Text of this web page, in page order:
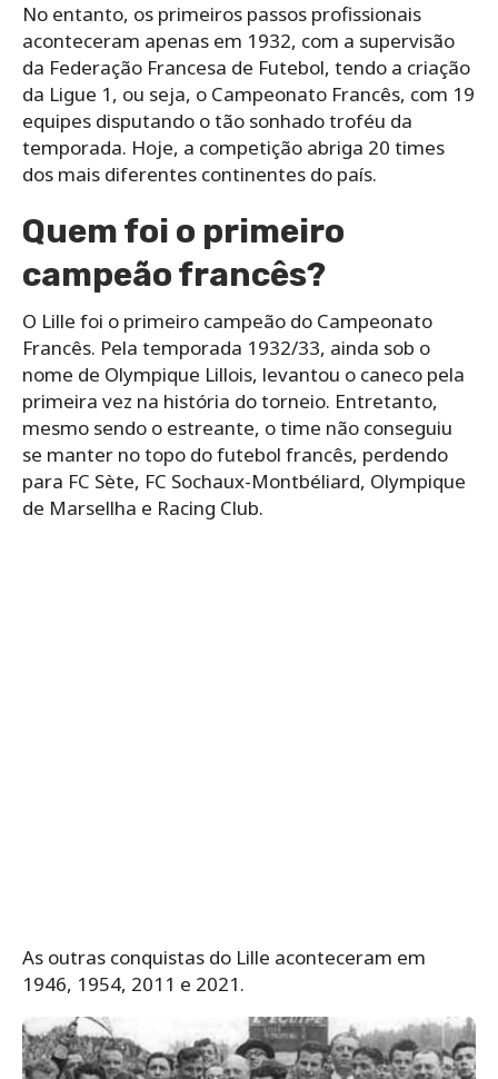
No entanto, os primeiros passos profissionais
aconteceram apenas em 1932, com a supervisão
da Federação Francesa de Futebol, tendo a criação
da Ligue 1, ou seja, o Campeonato Francês, com 19
equipes disputando o tão sonhado troféu da
temporada. Hoje, a competição abriga 20 times
dos mais diferentes continentes do país.
Quem foi o primeiro
campeão francês?
O Lille foi o primeiro campeão do Campeonato
Francês. Pela temporada 1932/33, ainda sob o
nome de Olympique Lillois, levantou o caneco pela
primeira vez na história do torneio. Entretanto,
mesmo sendo o estreante, o time não conseguiu
se manter no topo do futebol francês, perdendo
para FC Sète, FC Sochaux-Montbéliard, Olympique
de Marsellha e Racing Club.
As outras conquistas do Lille aconteceram em
1946, 1954, 2011 e 2021.